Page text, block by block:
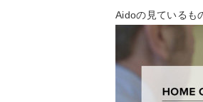
Aidoの見ているも